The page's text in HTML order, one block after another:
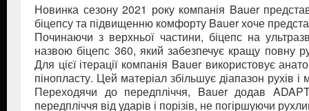
Новинка сезону 2021 року компанія Bauer
біцепсу та підвищенню комфорту Bauer хоче
Починаючи з верхньої частини, біцепс на
назвою біцепс 360, який забезпечує кращу повну
Для цієї ітерації компанія Bauer використовує
пінопласту. Цей матеріал збільшує діапазон рухів і
Переходячи до передпліччя, Bauer додав
передпліччя від ударів і порізів, не погіршуючи